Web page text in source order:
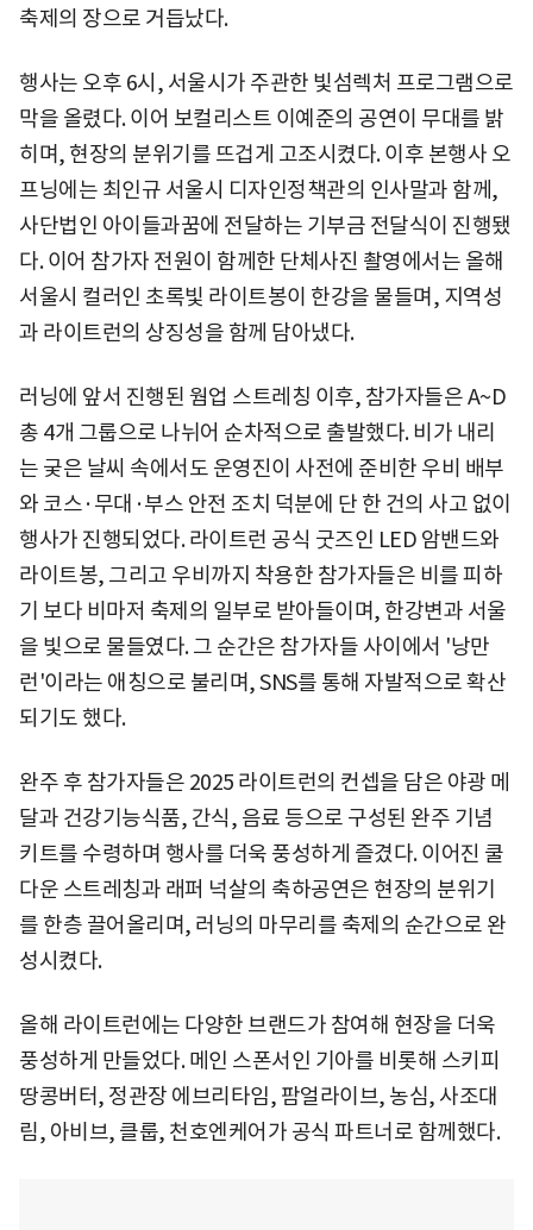
축제의 장으로 거듭났다.
행사는 오후 6시, 서울시가 주관한 빛섬렉처 프로그램으로
막을 올렸다. 이어 보컬리스트 이예준의 공연이 무대를 밝
히며, 현장의 분위기를 뜨겁게 고조시켰다. 이후 본행사 오
프닝에는 최인규 서울시 디자인정책관의 인사말과 함께,
사단법인 아이들과꿈에 전달하는 기부금 전달식이 진행됐
다. 이어 참가자 전원이 함께한 단체사진 촬영에서는 올해
서울시 컬러인 초록빛 라이트봉이 한강을 물들며, 지역성
과 라이트런의 상징성을 함께 담아냈다.
러닝에 앞서 진행된 웜업 스트레칭 이후, 참가자들은 A~D
총 4개 그룹으로 나뉘어 순차적으로 출발했다. 비가 내리
는 궂은 날씨 속에서도 운영진이 사전에 준비한 우비 배부
와 코스·무대·부스 안전 조치 덕분에 단 한 건의 사고 없이
행사가 진행되었다. 라이트런 공식 굿즈인 LED 암밴드와
라이트봉, 그리고 우비까지 착용한 참가자들은 비를 피하
기 보다 비마저 축제의 일부로 받아들이며, 한강변과 서울
을 빛으로 물들였다. 그 순간은 참가자들 사이에서 '낭만
런'이라는 애칭으로 불리며, SNS를 통해 자발적으로 확산
되기도 했다.
완주 후 참가자들은 2025 라이트런의 컨셉을 담은 야광 메
달과 건강기능식품, 간식, 음료 등으로 구성된 완주 기념
키트를 수령하며 행사를 더욱 풍성하게 즐겼다. 이어진 쿨
다운 스트레칭과 래퍼 넉살의 축하공연은 현장의 분위기
를 한층 끌어올리며, 러닝의 마무리를 축제의 순간으로 완
성시켰다.
올해 라이트런에는 다양한 브랜드가 참여해 현장을 더욱
풍성하게 만들었다. 메인 스폰서인 기아를 비롯해 스키피
땅콩버터, 정관장 에브리타임, 팜얼라이브, 농심, 사조대
림, 아비브, 클룹, 천호엔케어가 공식 파트너로 함께했다.